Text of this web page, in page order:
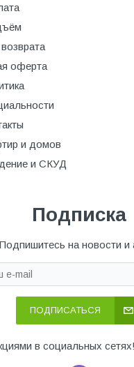
оферта
и домов
и СКУД
Подписка
Подпишитесь на новости и
ПОДПИСАТЬСЯ
в социальных сетях!